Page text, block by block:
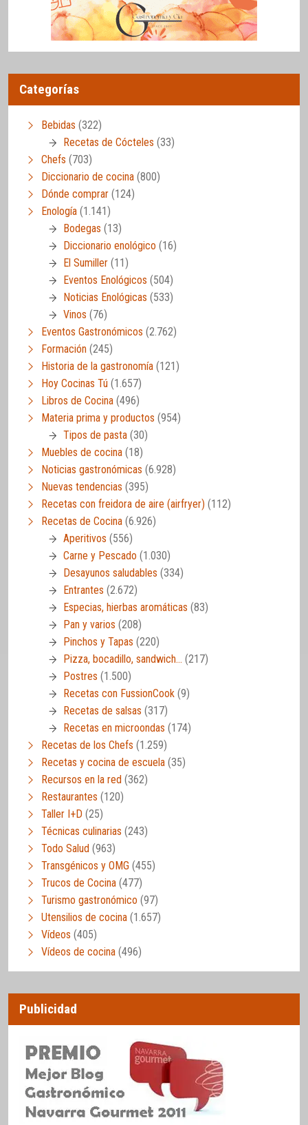
Categorías
Bebidas (322)
Recetas de Cócteles (33)
Chefs (703)
Diccionario de cocina (800)
Dónde comprar (124)
Enología (1.141)
Bodegas (13)
Diccionario enológico (16)
El Sumiller (11)
Eventos Enológicos (504)
Noticias Enológicas (533)
Vinos (76)
Eventos Gastronómicos (2.762)
Formación (245)
Historia de la gastronomía (121)
Hoy Cocinas Tú (1.657)
Libros de Cocina (496)
Materia prima y productos (954)
Tipos de pasta (30)
Muebles de cocina (18)
Noticias gastronómicas (6.928)
Nuevas tendencias (395)
Recetas con freidora de aire (airfryer) (112)
Recetas de Cocina (6.926)
Aperitivos (556)
Carne y Pescado (1.030)
Desayunos saludables (334)
Entrantes (2.672)
Especias, hierbas aromáticas (83)
Pan y varios (208)
Pinchos y Tapas (220)
Pizza, bocadillo, sandwich… (217)
Postres (1.500)
Recetas con FussionCook (9)
Recetas de salsas (317)
Recetas en microondas (174)
Recetas de los Chefs (1.259)
Recetas y cocina de escuela (35)
Recursos en la red (362)
Restaurantes (120)
Taller I+D (25)
Técnicas culinarias (243)
Todo Salud (963)
Transgénicos y OMG (455)
Trucos de Cocina (477)
Turismo gastronómico (97)
Utensilios de cocina (1.657)
Vídeos (405)
Vídeos de cocina (496)
Publicidad